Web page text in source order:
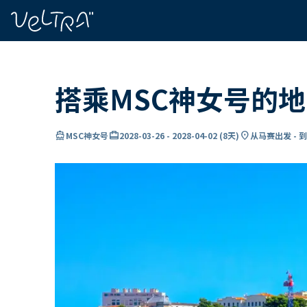
搭乘MSC神女号的
directions_boatMSC神女号card_travel2028-03-26 - 2028-04-02 (8天) location_on从马赛出发 -